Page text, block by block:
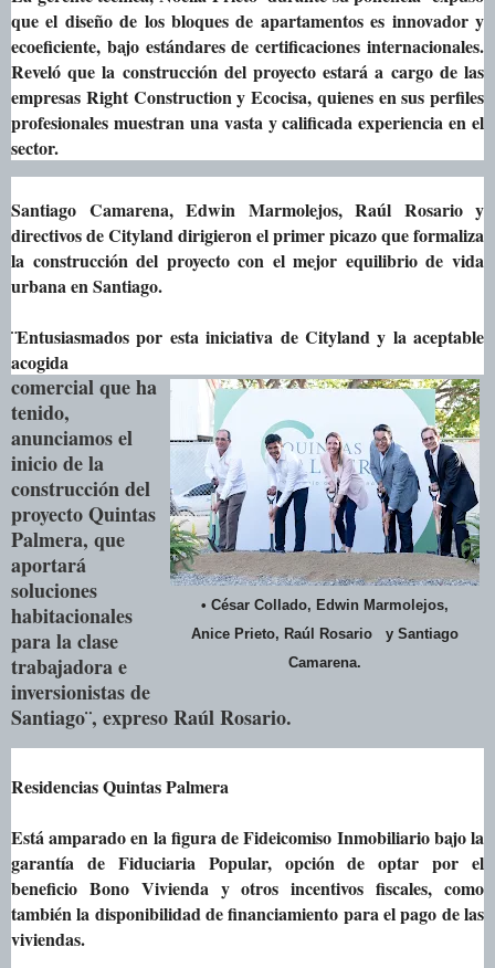
que el diseño de los bloques de apartamentos es innovador y
ecoeficiente, bajo estándares de certificaciones internacionales.
Reveló que la construcción del proyecto estará a cargo de las
empresas Right Construction y Ecocisa, quienes en sus perfiles
profesionales muestran una vasta y calificada experiencia en el
sector.
Santiago Camarena, Edwin Marmolejos, Raúl Rosario y
directivos de Cityland dirigieron el primer picazo que formaliza
la construcción del proyecto con el mejor equilibrio de vida
urbana en Santiago.
¨Entusiasmados por esta iniciativa de Cityland y la aceptable
acogida
• César Collado, Edwin Marmolejos,
Anice Prieto, Raúl Rosario
y Santiago
Camarena.
comercial que ha
tenido,
anunciamos el
inicio de la
construcción del
proyecto Quintas
Palmera, que
aportará
soluciones
habitacionales
para la clase
trabajadora e
inversionistas de
Santiago¨, expreso Raúl Rosario.
Residencias Quintas Palmera
Está amparado en la figura de Fideicomiso Inmobiliario bajo la
garantía de Fiduciaria Popular, opción de optar por el
beneficio Bono Vivienda y otros incentivos fiscales, como
también la disponibilidad de financiamiento para el pago de las
viviendas.